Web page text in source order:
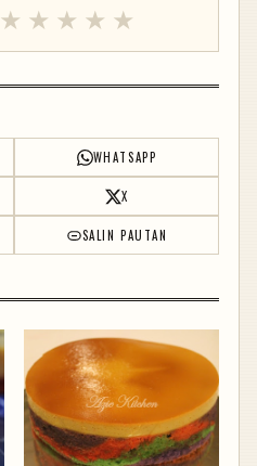
★ ★ ★ ★ ★
WHATSAPP
X
SALIN PAUTAN